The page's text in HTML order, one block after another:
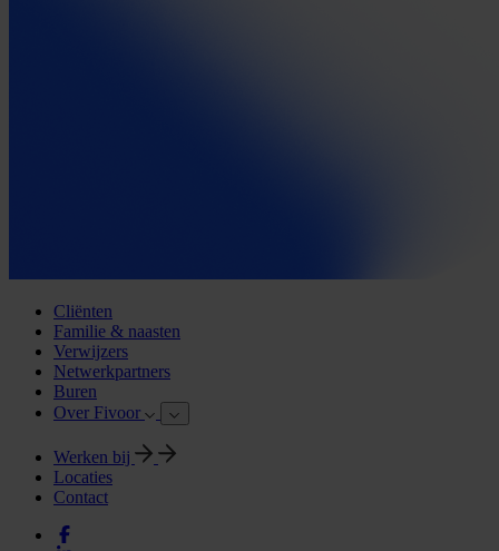
Cliënten
Familie & naasten
Verwijzers
Netwerkpartners
Buren
Over Fivoor
Werken bij
Locaties
Contact